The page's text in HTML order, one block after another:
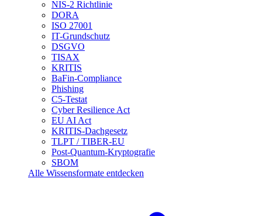
NIS-2 Richtlinie
DORA
ISO 27001
IT-Grundschutz
DSGVO
TISAX
KRITIS
BaFin-Compliance
Phishing
C5-Testat
Cyber Resilience Act
EU AI Act
KRITIS-Dachgesetz
TLPT / TIBER-EU
Post-Quantum-Kryptografie
SBOM
Alle Wissensformate entdecken